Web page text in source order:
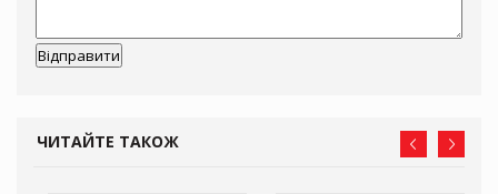
ЧИТАЙТЕ ТАКОЖ